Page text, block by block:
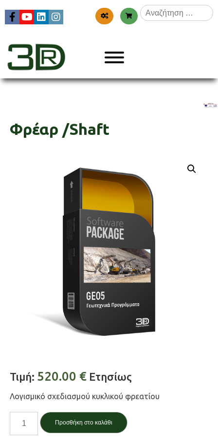
Αναζήτηση
για:
3dr
Φρέαρ /Shaft
Τιμή: 520.00 € Ετησίως
Λογισμικό σχεδιασμού κυκλικού φρεατίου
Προσθήκη στο καλάθι